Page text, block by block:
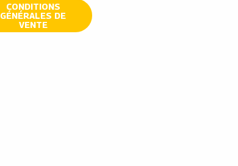
CONDITIONS
GÉNÉRALES DE
VENTE